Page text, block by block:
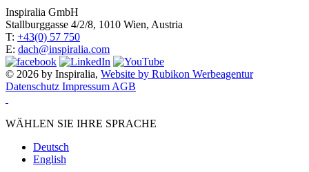
Inspiralia GmbH
Stallburggasse 4/2/8, 1010 Wien, Austria
T: +43(0) 57 750
E: dach@inspiralia.com
© 2026 by Inspiralia, Website by Rubikon Werbeagentur
Datenschutz Impressum AGB
WÄHLEN SIE IHRE SPRACHE
Deutsch
English